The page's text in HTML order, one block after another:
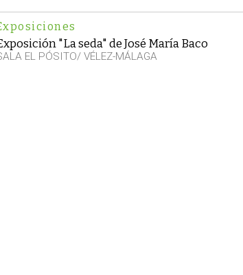
"La seda" de José María Baco
EL PÓSITO/ VÉLEZ-MÁLAGA